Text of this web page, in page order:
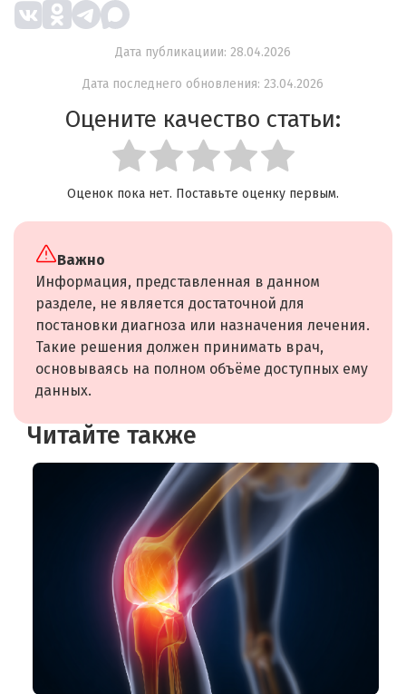
Дата публикациии: 28.04.2026
Дата последнего обновления: 23.04.2026
Оцените качество статьи:
Оценок пока нет. Поставьте оценку первым.
Важно
Информация, представленная в данном
разделе, не является достаточной для
постановки диагноза или назначения лечения.
Такие решения должен принимать врач,
основываясь на полном объёме доступных ему
данных.
Читайте также